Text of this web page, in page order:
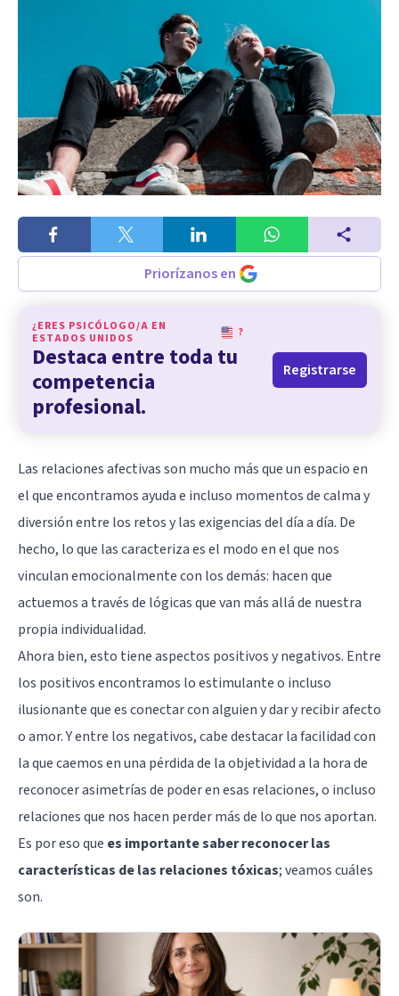
Priorízanos en
¿ERES PSICÓLOGO/A EN
ESTADOS UNIDOS
?
Destaca entre toda tu
competencia
profesional.
Registrarse
Las relaciones afectivas son mucho más que un espacio en
el que encontramos ayuda e incluso momentos de calma y
diversión entre los retos y las exigencias del día a día. De
hecho, lo que las caracteriza es el modo en el que nos
vinculan emocionalmente con los demás: hacen que
actuemos a través de lógicas que van más allá de nuestra
propia individualidad.
Ahora bien, esto tiene aspectos positivos y negativos. Entre
los positivos encontramos lo estimulante o incluso
ilusionante que es conectar con alguien y dar y recibir afecto
o amor. Y entre los negativos, cabe destacar la facilidad con
la que caemos en una pérdida de la objetividad a la hora de
reconocer asimetrías de poder en esas relaciones, o incluso
relaciones que nos hacen perder más de lo que nos aportan.
Es por eso que es importante saber reconocer las
características de las relaciones tóxicas; veamos cuáles
son.